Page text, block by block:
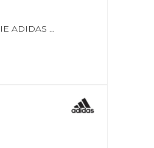
BUTY DAMSKIE ADIDAS DURAMO RC2 RUNNING BŁĘKITNE JQ0602